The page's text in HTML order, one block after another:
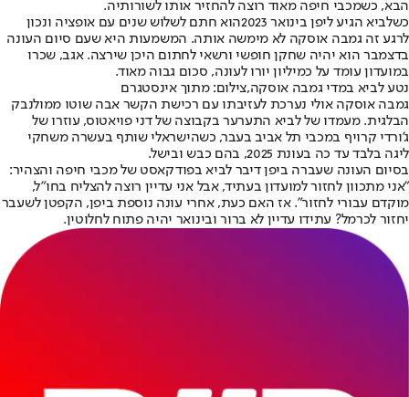
הבא, כשמכבי חיפה מאוד רוצה להחזיר אותו לשורותיה.
כשלביא הגיע ליפן בינואר 2023
הוא חתם לשלוש שנים עם אופציה ונכון
לרגע זה גמבה אוסקה לא מימשה אותה. המשמעות היא שעם סיום העונה
בדצמבר הוא יהיה שחקן חופשי ורשאי לחתום היכן שירצה. אגב, שכרו
במועדון עומד על כמיליון יורו לעונה, סכום גבוה מאוד.
נטע לביא במדי גמבה אוסקה,צילום: מתוך אינסטגרם
גמבה אוסקה אולי נערכת לעזיבתו עם רכישת הקשר אבה שוטו ממולנבק
הבלגית. מעמדו של לביא התערער בקבוצה של דני פויאטוס, עוזרו של
ג'ורדי קרויף במכבי תל אביב בעבר, כשהישראלי שותף בעשרה משחקי
ליגה בלבד עד כה בעונת 2025, בהם כבש ובישל.
בסיום העונה שעברה ביפן דיבר לביא בפודקאסט של מכבי חיפה והצהיר:
"אני מתכוון לחזור למועדון בעתיד, אבל אני עדיין רוצה להצליח בחו"ל,
מוקדם עבורי לחזור". אז האם כעת, אחרי עונה נוספת ביפן, הקפטן לשעבר
יחזור לכרמל? עתידו עדיין לא ברור ובינואר יהיה פתוח לחלוטין.